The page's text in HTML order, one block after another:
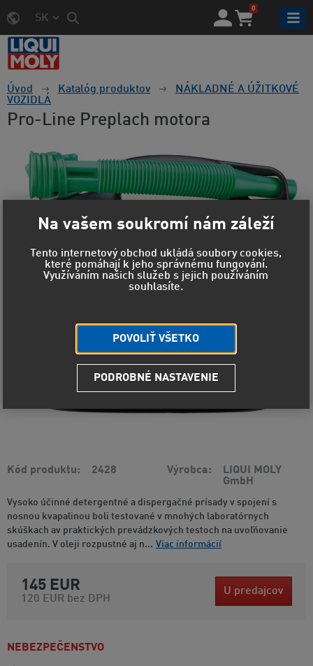
SK
0
Úvod Katalóg produktov
NÁKLADNÉ A ÚŽITKOVÉ
VOZIDLÁ
Pro-Line Preplach motora
Kód produktu 2428 Výrobca
LIQUI MOLY
GmbH
Vysoko účinné detergentné a dispergačné prísady v spojení s
nosnou kvapalinou boli testované v mnohých laboratórnych
skúškach av praktických prevádzkových testoch na uvoľňovanie
usadenín. V oleji rozpustné aj n... Viac informácií
145 EUR
120 EUR bez DPH
U predajcov
NEBEZPEČENSTVO
Na vašem soukromí nám záleží
Tento internetový obchod ukládá soubory cookies,
které pomáhají k jeho správnému fungování.
Využíváním našich služeb s jejich používáním
souhlasíte.
POVOLIŤ VŠETKO
PODROBNÉ NASTAVENIE